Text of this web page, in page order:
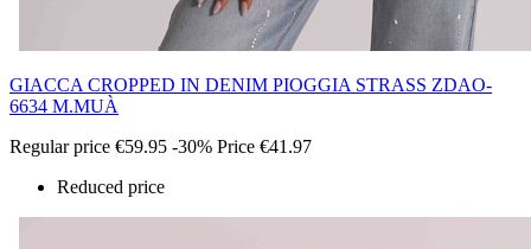
GIACCA CROPPED IN DENIM PIOGGIA STRASS ZDAO-
6634 M.MUÀ
Regular price €59.95 -30% Price €41.97
Reduced price